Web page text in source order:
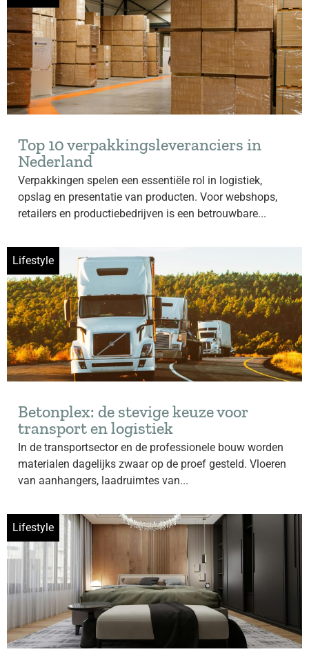
Top 10 verpakkingsleveranciers in
Nederland
Verpakkingen spelen een essentiële rol in logistiek,
opslag en presentatie van producten. Voor webshops,
retailers en productiebedrijven is een betrouwbare...
Lifestyle
Betonplex: de stevige keuze voor
transport en logistiek
In de transportsector en de professionele bouw worden
materialen dagelijks zwaar op de proef gesteld. Vloeren
van aanhangers, laadruimtes van...
Lifestyle